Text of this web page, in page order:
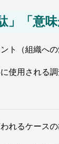
」「意
ト（組織へ
使用される調
れるケースの